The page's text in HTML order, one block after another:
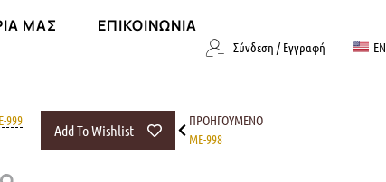
ΜΑΣ ΕΠΙΚΟΙΝΩΝΊΑ
Σύνδεση / Εγγραφή EN
999
Add To Wishlist
ΠΡΟΗΓΟΎΜΕΝΟ
ME-998